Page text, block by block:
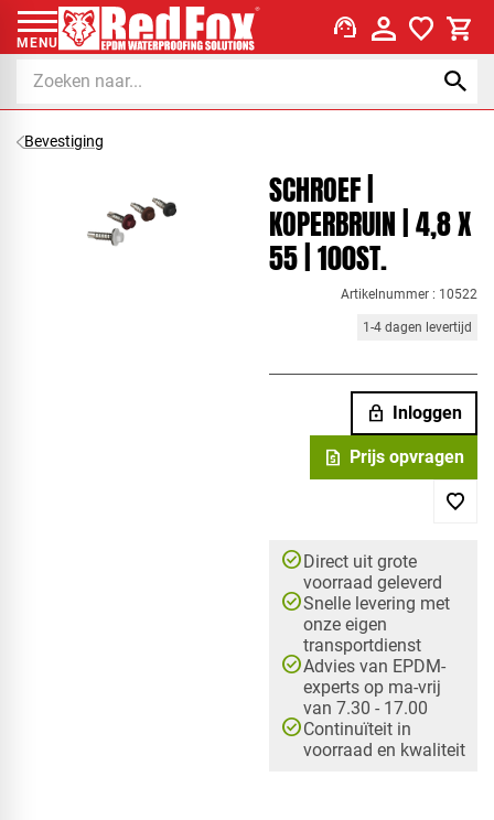
MENU support_agent
Bevestiging
SCHROEF |
KOPERBRUIN | 4,8 X
55 | 100ST.
Artikelnummer : 10522
1-4 dagen levertijd
lock Inloggen
request_quote Prijs opvragen
check_circleDirect uit grote
voorraad geleverd
check_circleSnelle levering met
onze eigen
transportdienst
check_circleAdvies van EPDM-
experts op ma-vrij
van 7.30 - 17.00
check_circleContinuïteit in
voorraad en kwaliteit